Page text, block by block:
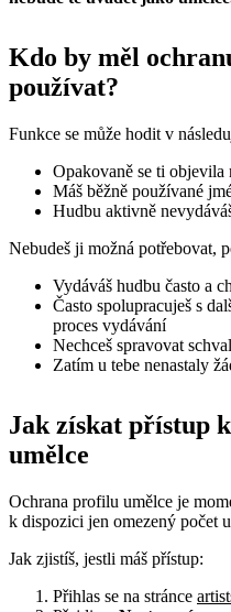
Kdo by měl
používat?
Funkce se může hodit v
Opakovaně se ti objevila
Máš běžně používané
Hudbu aktivně
Nebudeš ji možná potřebovat,
Vydáváš hudbu často a
Často spolupracuješ s
proces vydávání
Nechceš spravovat
Zatím u tebe nenastaly
Jak získat přístup
umělce
Ochrana profilu umělce je
k dispozici jen omezený počet
Jak zjistíš, jestli máš přístup:
Přihlas se na stránce